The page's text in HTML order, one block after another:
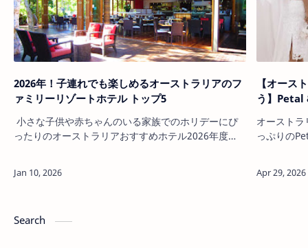
2026年！子連れでも楽しめるオーストラリアのフ
ァミリーリゾートホテル トップ5
小さな子供や赤ちゃんのいる家族でのホリデーにぴ
ったりのオーストラリアおすすめホテル2026年度
ーストラリア最新ファミリーリゾートホテル ランキ
できるこ…
【オース
う】Petal
オースト
っぷりの
オーストラ
Search